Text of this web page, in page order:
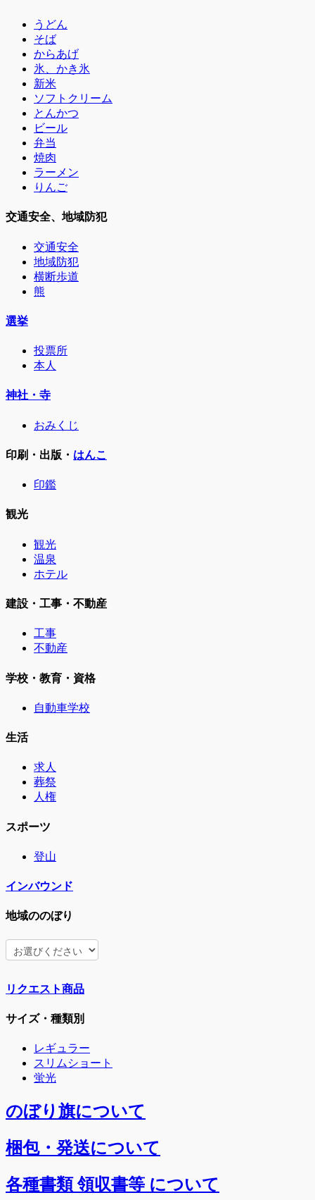
うどん
そば
からあげ
氷、かき氷
新米
ソフトクリーム
とんかつ
ビール
弁当
焼肉
ラーメン
りんご
交通安全、地域防犯
交通安全
地域防犯
横断歩道
熊
選挙
投票所
本人
神社・寺
おみくじ
印刷・出版・ はんこ
印鑑
観光
観光
温泉
ホテル
建設・工事・不動産
工事
不動産
学校・教育・資格
自動車学校
生活
求人
葬祭
人権
スポーツ
登山
インバウンド
地域ののぼり
リクエスト商品
サイズ・種類別
レギュラー
スリムショート
蛍光
のぼり旗について
梱包・発送について
各種書類 領収書等 について